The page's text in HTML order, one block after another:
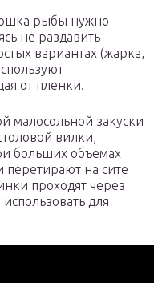
рыбы нужно
не раздавить
вариантах (жарка,
от пленки.
малосольной закуски
вилки,
больших объемах
на сите
проходят через
для